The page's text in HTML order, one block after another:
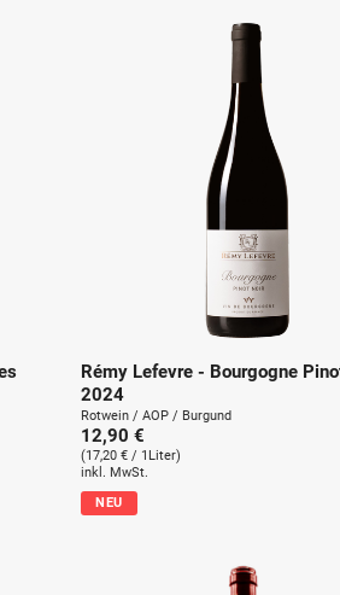
Rémy Lefevre - Bourgogne
2024
Rotwein / AOP / Burgund
12,90 €
(17,20 € / 1Liter)
inkl. MwSt.
NEU